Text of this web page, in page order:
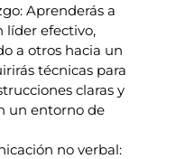
Aprenderás a
líder efectivo,
a otros hacia un
técnicas para
claras y
un entorno de
no verbal: